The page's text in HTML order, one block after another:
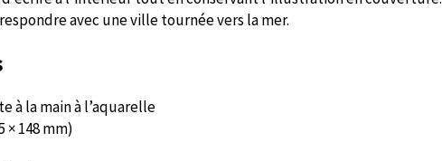
avec une ville tournée vers la mer.
à la main à l’aquarelle
× 148 mm)